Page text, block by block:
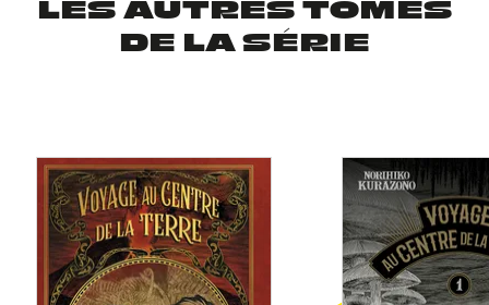
LES AUTRES TOMES
DE LA SÉRIE